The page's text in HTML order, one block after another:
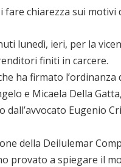
chiarezza sui motivi
lunedì, ieri, per la
finiti in carcere.
ha firmato
e Micaela Della
Eugenio
della Deilulemar
provato a spiegare il